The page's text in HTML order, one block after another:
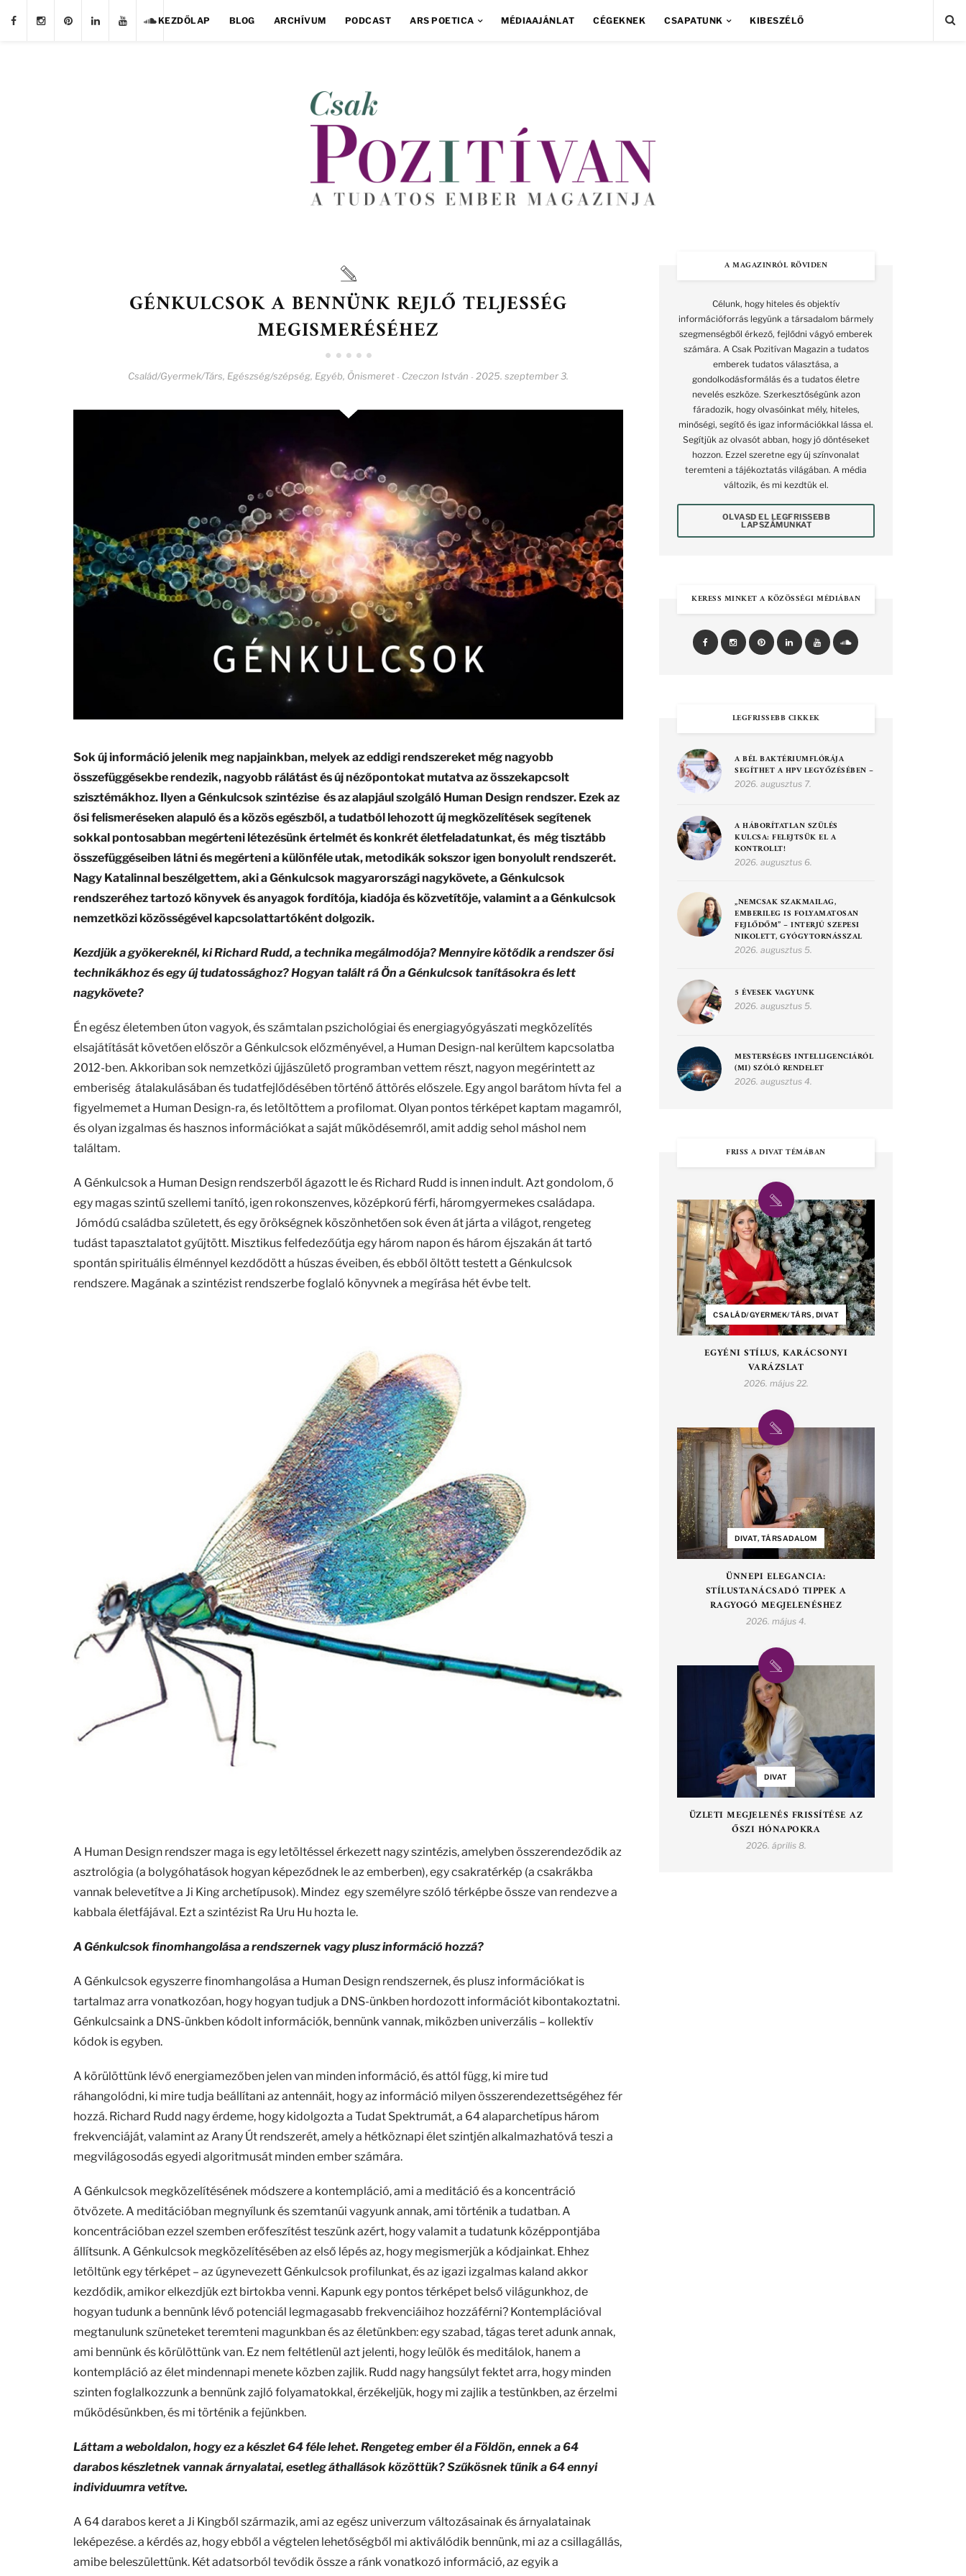
KEZDŐLAP BLOG ARCHÍVUM PODCAST ARS POETICA MÉDIAAJÁNLAT CÉGEKNEK CSAPATUNK KIBESZÉLŐ
GÉNKULCSOK A BENNÜNK REJLŐ TELJESSÉG
MEGISMERÉSÉHEZ
Család/Gyermek/Társ, Egészség/szépség, Egyéb, Önismeret - Czeczon István - 2025. szeptember 3.
Sok új információ jelenik meg napjainkban, melyek az eddigi rendszereket még nagyobb
összefüggésekbe rendezik, nagyobb rálátást és új nézőpontokat mutatva az összekapcsolt
szisztémákhoz. Ilyen a Génkulcsok szintézise és az alapjául szolgáló Human Design rendszer. Ezek az
ősi felismeréseken alapuló és a közös egészből, a tudatból lehozott új megközelítések segítenek
sokkal pontosabban megérteni létezésünk értelmét és konkrét életfeladatunkat, és még tisztább
összefüggéseiben látni és megérteni a különféle utak, metodikák sokszor igen bonyolult rendszerét.
Nagy Katalinnal beszélgettem, aki a Génkulcsok magyarországi nagykövete, a Génkulcsok
rendszeréhez tartozó könyvek és anyagok fordítója, kiadója és közvetítője, valamint a a Génkulcsok
nemzetközi közösségével kapcsolattartóként dolgozik.
Kezdjük a gyökereknél, ki Richard Rudd, a technika megálmodója? Mennyire kötődik a rendszer ősi
technikákhoz és egy új tudatossághoz? Hogyan talált rá Ön a Génkulcsok tanításokra és lett
nagykövete?
Én egész életemben úton vagyok, és számtalan pszichológiai és energiagyógyászati megközelítés
elsajátítását követően először a Génkulcsok előzményével, a Human Design-nal kerültem kapcsolatba
2012-ben. Akkoriban sok nemzetközi újjászülető programban vettem részt, nagyon megérintett az
emberiség átalakulásában és tudatfejlődésében történő áttörés előszele. Egy angol barátom hívta fel a
figyelmemet a Human Design-ra, és letöltöttem a profilomat. Olyan pontos térképet kaptam magamról,
és olyan izgalmas és hasznos információkat a saját működésemről, amit addig sehol máshol nem
találtam.
A Génkulcsok a Human Design rendszerből ágazott le és Richard Rudd is innen indult. Azt gondolom, ő
egy magas szintű szellemi tanító, igen rokonszenves, középkorú férfi, háromgyermekes családapa.
Jómódú családba született, és egy örökségnek köszönhetően sok éven át járta a világot, rengeteg
tudást tapasztalatot gyűjtött. Misztikus felfedezőútja egy három napon és három éjszakán át tartó
spontán spirituális élménnyel kezdődött a húszas éveiben, és ebből öltött testett a Génkulcsok
rendszere. Magának a szintézist rendszerbe foglaló könyvnek a megírása hét évbe telt.
A Human Design rendszer maga is egy letöltéssel érkezett nagy szintézis, amelyben összerendeződik az
asztrológia (a bolygóhatások hogyan képeződnek le az emberben), egy csakratérkép (a csakrákba
vannak belevetítve a Ji King archetípusok). Mindez egy személyre szóló térképbe össze van rendezve a
kabbala életfájával. Ezt a szintézist Ra Uru Hu hozta le.
A Génkulcsok finomhangolása a rendszernek vagy plusz információ hozzá?
A Génkulcsok egyszerre finomhangolása a Human Design rendszernek, és plusz információkat is
tartalmaz arra vonatkozóan, hogy hogyan tudjuk a DNS-ünkben hordozott információt kibontakoztatni.
Génkulcsaink a DNS-ünkben kódolt információk, bennünk vannak, miközben univerzális – kollektív
kódok is egyben.
A körülöttünk lévő energiamezőben jelen van minden információ, és attól függ, ki mire tud
ráhangolódni, ki mire tudja beállítani az antennáit, hogy az információ milyen összerendezettségéhez fér
hozzá. Richard Rudd nagy érdeme, hogy kidolgozta a Tudat Spektrumát, a 64 alaparchetípus három
frekvenciáját, valamint az Arany Út rendszerét, amely a hétköznapi élet szintjén alkalmazhatóvá teszi a
megvilágosodás egyedi algoritmusát minden ember számára.
A Génkulcsok megközelítésének módszere a kontempláció, ami a meditáció és a koncentráció
ötvözete. A meditációban megnyílunk és szemtanúi vagyunk annak, ami történik a tudatban. A
koncentrációban ezzel szemben erőfeszítést teszünk azért, hogy valamit a tudatunk középpontjába
állítsunk. A Génkulcsok megközelítésében az első lépés az, hogy megismerjük a kódjainkat. Ehhez
letöltünk egy térképet – az úgynevezett Génkulcsok profilunkat, és az igazi izgalmas kaland akkor
kezdődik, amikor elkezdjük ezt birtokba venni. Kapunk egy pontos térképet belső világunkhoz, de
hogyan tudunk a bennünk lévő potenciál legmagasabb frekvenciáihoz hozzáférni? Kontemplációval
megtanulunk szüneteket teremteni magunkban és az életünkben: egy szabad, tágas teret adunk annak,
ami bennünk és körülöttünk van. Ez nem feltétlenül azt jelenti, hogy leülök és meditálok, hanem a
kontempláció az élet mindennapi menete közben zajlik. Rudd nagy hangsúlyt fektet arra, hogy minden
szinten foglalkozzunk a bennünk zajló folyamatokkal, érzékeljük, hogy mi zajlik a testünkben, az érzelmi
működésünkben, és mi történik a fejünkben.
Láttam a weboldalon, hogy ez a készlet 64 féle lehet. Rengeteg ember él a Földön, ennek a 64
darabos készletnek vannak árnyalatai, esetleg áthallások közöttük? Szűkösnek tűnik a 64 ennyi
individuumra vetítve.
A 64 darabos keret a Ji Kingből származik, ami az egész univerzum változásainak és árnyalatainak
leképezése. a kérdés az, hogy ebből a végtelen lehetőségből mi aktiválódik bennünk, mi az a csillagállás,
amibe beleszülettünk. Két adatsorból tevődik össze a ránk vonatkozó információ, az egyik a
A MAGAZINRÓL RÖVIDEN
Célunk, hogy hiteles és objektív
információforrás legyünk a társadalom bármely
szegmenségből érkező, fejlődni vágyó emberek
számára. A Csak Pozitívan Magazin a tudatos
emberek tudatos választása, a
gondolkodásformálás és a tudatos életre
nevelés eszköze. Szerkesztőségünk azon
fáradozik, hogy olvasóinkat mély, hiteles,
minőségi, segítő és igaz információkkal lássa el.
Segítjük az olvasót abban, hogy jó döntéseket
hozzon. Ezzel szeretne egy új színvonalat
teremteni a tájékoztatás világában. A média
változik, és mi kezdtük el.
OLVASD EL LEGFRISSEBB
LAPSZÁMUNKAT
KERESS MINKET A KÖZÖSSÉGI MÉDIÁBAN
LEGFRISSEBB CIKKEK
A BÉL BAKTÉRIUMFLÓRÁJA
SEGÍTHET A HPV LEGYŐZÉSÉBEN –
2026. augusztus 7.
A HÁBORÍTATLAN SZÜLÉS
KULCSA: FELEJTSÜK EL A
KONTROLLT!
2026. augusztus 6.
„NEMCSAK SZAKMAILAG,
EMBERILEG IS FOLYAMATOSAN
FEJLŐDŐM” – INTERJÚ SZEPESI
NIKOLETT, GYÓGYTORNÁSSZAL
2026. augusztus 5.
5 ÉVESEK VAGYUNK
2026. augusztus 5.
MESTERSÉGES INTELLIGENCIÁRÓL
(MI) SZÓLÓ RENDELET
2026. augusztus 4.
FRISS A DIVAT TÉMÁBAN
CSALÁD/GYERMEK/TÁRS, DIVAT
EGYÉNI STÍLUS, KARÁCSONYI
VARÁZSLAT
2026. május 22.
DIVAT, TÁRSADALOM
ÜNNEPI ELEGANCIA:
STÍLUSTANÁCSADÓ TIPPEK A
RAGYOGÓ MEGJELENÉSHEZ
2026. május 4.
DIVAT
ÜZLETI MEGJELENÉS FRISSÍTÉSE AZ
ŐSZI HÓNAPOKRA
2026. április 8.